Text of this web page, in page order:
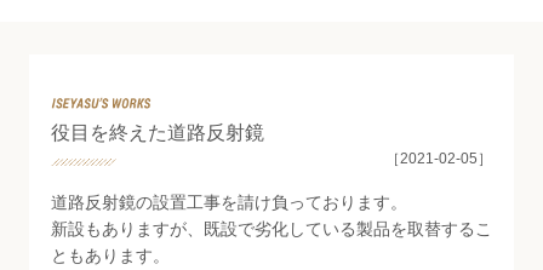
役目を終えた道路反射鏡
［2021-02-05］
道路反射鏡の設置工事を請け負っております。
新設もありますが、既設で劣化している製品を取替するこ
ともあります。